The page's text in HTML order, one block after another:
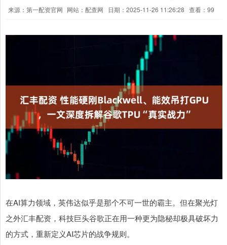
来源：第一配资官网 网站：配查网 日期：2025-11-26 11:26:28 查看：99
在AI算力领域，英伟达似乎是那个不可一世的霸主。但在聚光灯
之外汇丰配资，科技巨头谷歌正在用一种更为隐秘却极具破坏力
的方式，重新定义AI芯片的战争规则。